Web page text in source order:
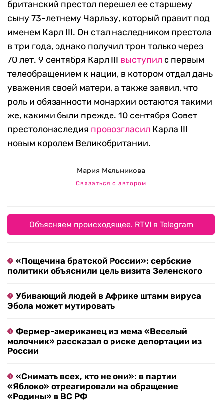
британский престол перешел ее старшему
сыну 73-летнему Чарльзу, который правит под
именем Карл III. Он стал наследником престола
в три года, однако получил трон только через
70 лет. 9 сентября Карл III выступил с первым
телеобращением к нации, в котором отдал дань
уважения своей матери, а также заявил, что
роль и обязанности монархии остаются такими
же, какими были прежде. 10 сентября Совет
престолонаследия провозгласил Карла III
новым королем Великобритании.
Мария Мельникова
Связаться с автором
Объясняем происходящее. RTVI в Telegram
«Пощечина братской России»: сербские
политики объяснили цель визита Зеленского
Убивающий людей в Африке штамм вируса
Эбола может мутировать
Фермер-американец из мема «Веселый
молочник» рассказал о риске депортации из
России
«Снимать всех, кто не они»: в партии
«Яблоко» отреагировали на обращение
«Родины» в ВС РФ